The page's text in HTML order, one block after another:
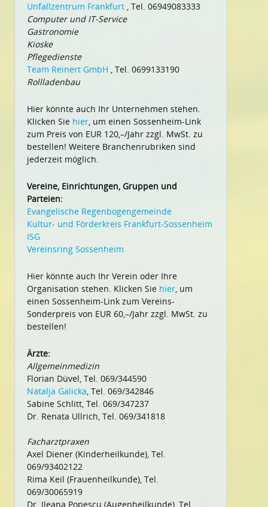
Unfallzentrum Frankfurt , Tel. 06949083333
Computer und IT-Service
Gastronomie
Kioske
Pflegedienste
Team Reinert GmbH , Tel. 0699133190
Rollladenbau
Hier könnte auch Ihr Unternehmen stehen.
Klicken Sie hier, um einen Sossenheim-Link
zum Preis von EUR 120,–/Jahr zzgl. MwSt. zu
bestellen! Weitere Branchenrubriken sind
jederzeit möglich.
Vereine, Einrichtungen, Gruppen und
Parteien:
Evangelische Regenbogengemeinde
Kultur- und Förderkreis Frankfurt-Sossenheim
ISG
Vereinsring Sossenheim
Hier könnte auch Ihr Verein oder Ihre
Organisation stehen. Klicken Sie hier, um
einen Sossenheim-Link zum Vereins-
Sonderpreis von EUR 60,–/Jahr zzgl. MwSt. zu
bestellen!
Ärzte:
Allgemeinmedizin
Florian Düvel, Tel. 069/344590
Natalja Galicka, Tel. 069/342846
Sabine Schlitt, Tel. 069/347237
Dr. Renata Ullrich, Tel. 069/341818
Facharztpraxen
Axel Diener (Kinderheilkunde), Tel.
069/93402122
Rima Keil (Frauenheilkunde), Tel.
069/30065919
Dr. Ileana Popescu (Augenheilkunde), Tel.